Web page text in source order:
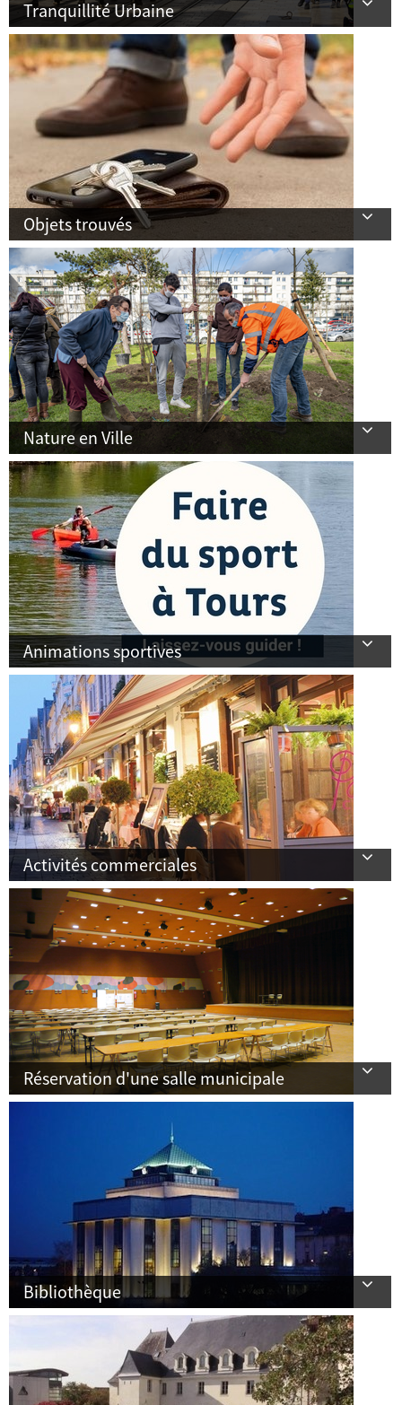
Tranquillité Urbaine
Objets trouvés
Nature en Ville
Animations sportives
Activités commerciales
Réservation d'une salle municipale
Bibliothèque